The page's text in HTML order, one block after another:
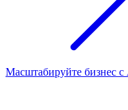
Масштабируйте бизнес